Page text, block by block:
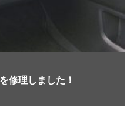
修理しました！